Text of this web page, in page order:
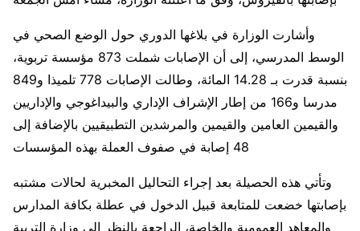
وأشارت الوزارة في بلاغها الدوري حول الوضع الصحي في
الوسط المدرسي، إلى أن الإصابات شملت 873 مؤسسة تربوية،
بنسبة قدرت بـ 14.28 المائة، وطالت الإصابات 778 تلميذا و849
مدرسا و166 من إطار الإشراف الإداري والبيداغوجي والإداريين
والقيمين العامين والقيمين والمرشدين التطبيقيين بالإضافة إلى
48 إصابة في صفوف العملة بهذه المؤسسات
وتأتي هذه الحصيلة بعد إجراء التحاليل المخبرية لحالات مشتبه
بإصابتها خضعت للمتابعة قبيل الدخول في عطلة بكافة المدارس
والمعاهد العمومية والخاصة، الراجعة بالنظر إلى وزارة التربية